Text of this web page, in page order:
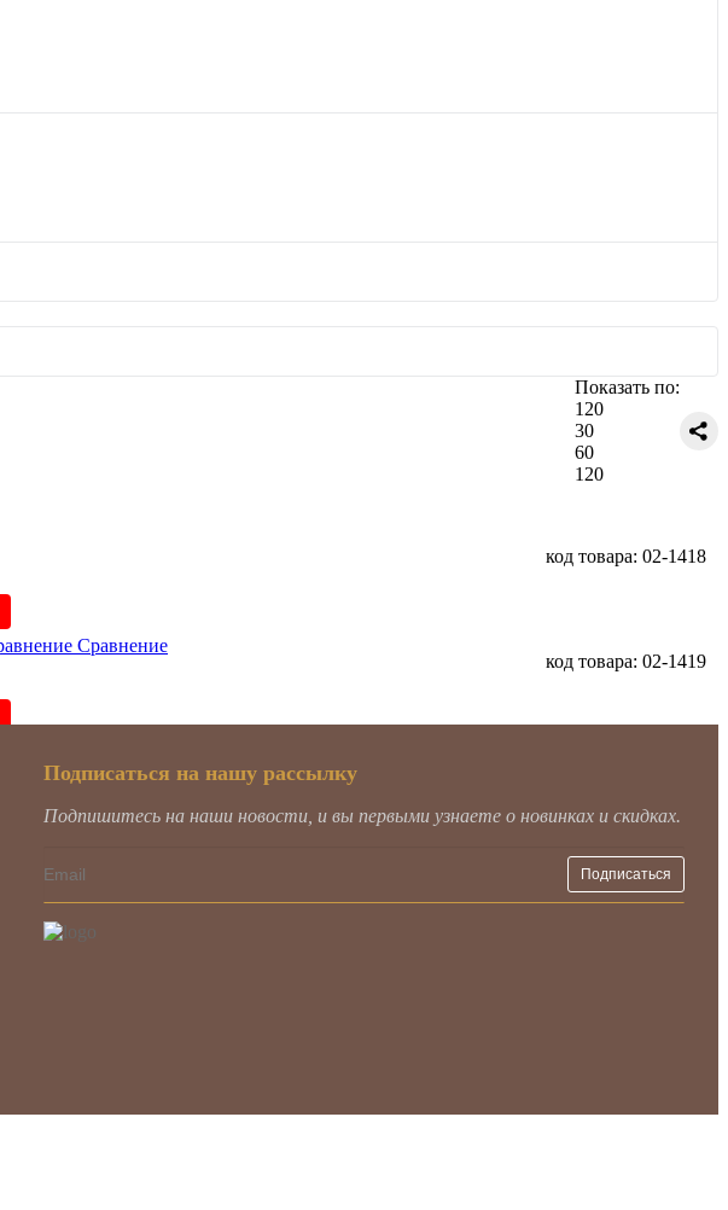
Показать по:
120
30
60
120
код товара: 02-1418
Сравнение
код товара: 02-1419
Подписаться на нашу рассылку
Подпишитесь на наши новости, и вы первыми узнаете о новинках и скидках.